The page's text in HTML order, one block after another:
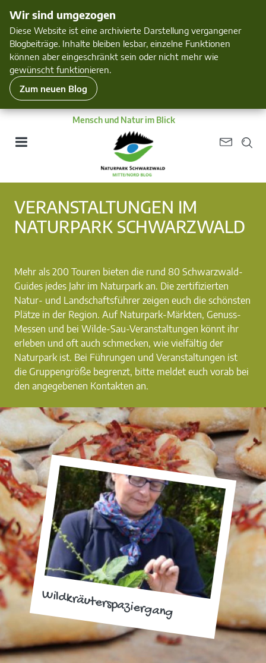
Wir sind umgezogen
Diese Website ist eine archivierte Darstellung vergangener
Blogbeiträge. Inhalte bleiben lesbar, einzelne Funktionen
können aber eingeschränkt sein oder nicht mehr wie
gewünscht funktionieren.
Zum neuen Blog
Mensch und Natur im Blick
Wildkräuterspaziergang
VERANSTALTUNGEN IM
NATURPARK SCHWARZWALD
Mehr als 200 Touren bieten die rund 80 Schwarzwald-
Guides jedes Jahr im Naturpark an. Die zertifizierten
Natur- und Landschaftsführer zeigen euch die schönsten
Plätze in der Region. Auf Naturpark-Märkten, Genuss-
Messen und bei Wilde-Sau-Veranstaltungen könnt ihr
erleben und oft auch schmecken, wie vielfältig der
Naturpark ist. Bei Führungen und Veranstaltungen ist
die Gruppengröße begrenzt, bitte meldet euch vorab bei
den angegebenen Kontakten an.